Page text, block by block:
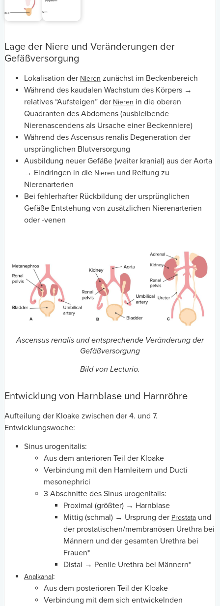
Lage der Niere und Veränderungen der
Gefäßversorgung
Lokalisation der Nieren zunächst im Beckenbereich
Während des kaudalen Wachstum des Körpers →
relatives “Aufsteigen” der Nieren in die oberen
Quadranten des Abdomens (ausbleibende
Nierenascendens als Ursache einer Beckenniere)
Während des Ascensus renalis Degeneration der
ursprünglichen Blutversorgung
Ausbildung neuer Gefäße (weiter kranial) aus der Aorta
→ Eindringen in die Nieren und Reifung zu
Nierenarterien
Bei fehlerhafter Rückbildung der ursprünglichen
Gefäße Entstehung von zusätzlichen Nierenarterien
oder -venen
Ascensus renalis und entsprechende Veränderung der
Gefäßversorgung
Bild von Lecturio.
Entwicklung von Harnblase und Harnröhre
Aufteilung der Kloake zwischen der 4. und 7.
Entwicklungswoche:
Sinus urogenitalis:
Aus dem anterioren Teil der Kloake
Verbindung mit den Harnleitern und Ducti
mesonephrici
3 Abschnitte des Sinus urogenitalis:
Proximal (größter) → Harnblase
Mittig (schmal) → Ursprung der Prostata und
der prostatischen/membranösen Urethra bei
Männern und der gesamten Urethra bei
Frauen*
Distal → Penile Urethra bei Männern*
Analkanal:
Aus dem posterioren Teil der Kloake
Verbindung mit dem sich entwickelnden